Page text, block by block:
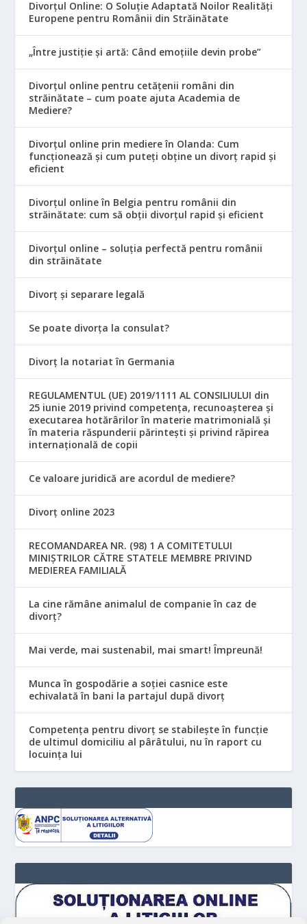
Divorțul Online: O Soluție Adaptată Noilor Realități
Europene pentru Românii din Străinătate
„Între justiție și artă: Când emoțiile devin probe”
Divorțul online pentru cetățenii români din
străinătate – cum poate ajuta Academia de
Mediere?
Divorțul online prin mediere în Olanda: Cum
funcționează și cum puteți obține un divorț rapid și
eficient
Divorțul online în Belgia pentru românii din
străinătate: cum să obții divorțul rapid și eficient
Divorțul online – soluția perfectă pentru românii
din străinătate
Divorț și separare legală
Se poate divorța la consulat?
Divorț la notariat în Germania
REGULAMENTUL (UE) 2019/1111 AL CONSILIULUI din
25 iunie 2019 privind competența, recunoașterea și
executarea hotărârilor în materie matrimonială și
în materia răspunderii părintești și privind răpirea
internațională de copii
Ce valoare juridică are acordul de mediere?
Divorț online 2023
RECOMANDAREA NR. (98) 1 A COMITETULUI
MINIŞTRILOR CĂTRE STATELE MEMBRE PRIVIND
MEDIEREA FAMILIALĂ
La cine rămâne animalul de companie în caz de
divorț?
Mai verde, mai sustenabil, mai smart! Împreună!
Munca în gospodărie a soției casnice este
echivalată în bani la partajul după divorț
Competența pentru divorț se stabilește în funcție
de ultimul domiciliu al pârâtului, nu în raport cu
locuinţa lui